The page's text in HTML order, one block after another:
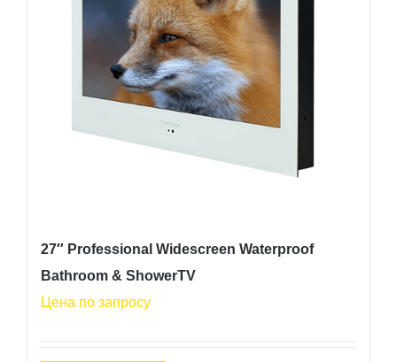
выбрать
на
странице
товара.
27″ Professional Widescreen Waterproof
Bathroom & ShowerTV
Цена по запросу